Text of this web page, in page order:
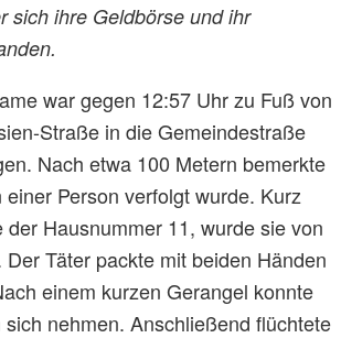
sich ihre Geldbörse und ihr
war gegen 12:57 Uhr zu Fuß von
Straße in die Gemeindestraße
Nach etwa 100 Metern bemerkte
Person verfolgt wurde. Kurz
der Hausnummer 11, wurde sie von
Täter packte mit beiden Händen
einem kurzen Gerangel konnte
sich nehmen. Anschließend flüchtete